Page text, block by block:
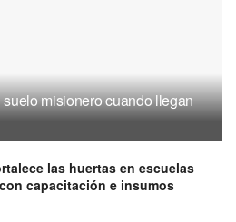
misionero cuando llegan
las huertas en escuelas
capacitación e insumos